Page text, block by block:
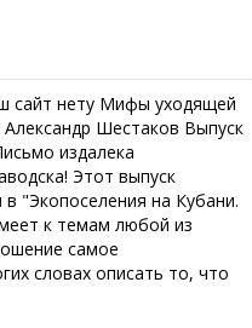
сайт нету Мифы уходящей
Шестаков Выпуск
издалека
Этот выпуск
"Экопоселения на Кубани.
к темам любой из
самое
словах описать то, что